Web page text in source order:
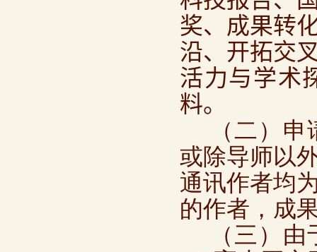
奖、成果转
沿、开拓交
活力与学术
料。
（二）
或除导师以
通讯作者均
的作者，成
（三）